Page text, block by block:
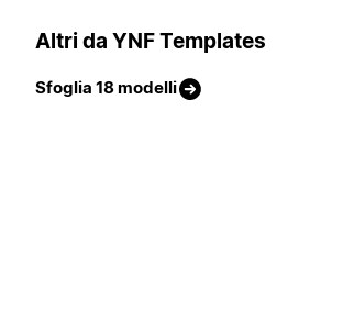
Altri da YNF Templates
Sfoglia 18 modelli